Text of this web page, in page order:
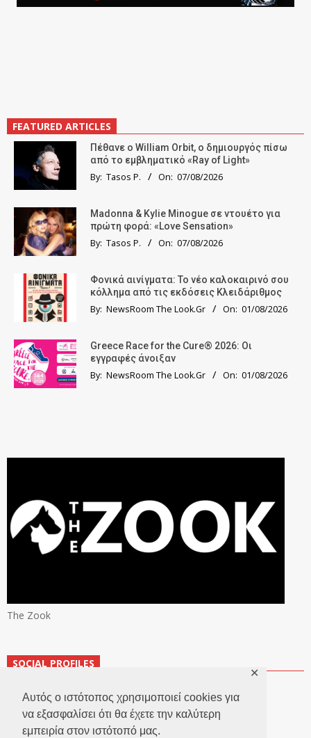
Αυτός ο ιστότοπος χρησιμοποιεί cookies για
να εξασφαλίσει ότι θα έχετε την καλύτερη
εμπειρία στον ιστότοπό μας.
✕
FEATURED ARTICLES
Πέθανε ο William Orbit, ο δημιουργός πίσω
από το εμβληματικό «Ray of Light»
By: Tasos P. On: 07/08/2026
Madonna & Kylie Minogue σε ντουέτο για
πρώτη φορά: «Love Sensation»
By: Tasos P. On: 07/08/2026
Φονικά αινίγματα: Το νέο καλοκαιρινό σου
κόλλημα από τις εκδόσεις Κλειδάριθμος
By: NewsRoom The Look.Gr On: 01/08/2026
Greece Race for the Cure® 2026: Οι
εγγραφές άνοιξαν
By: NewsRoom The Look.Gr On: 01/08/2026
The Zook
SOCIAL PROFILES